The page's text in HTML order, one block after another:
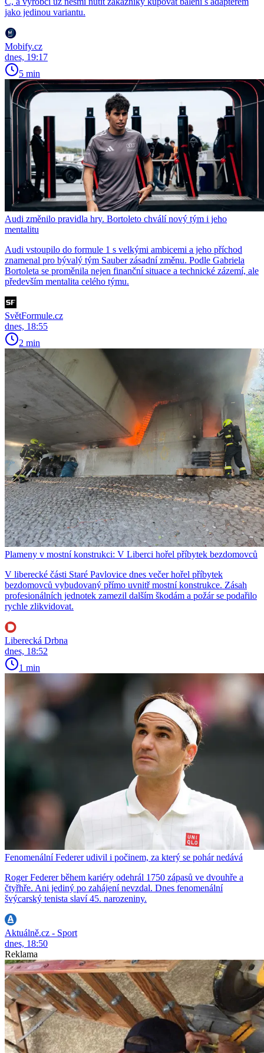
jako jedinou variantu.
Mobify.cz
dnes, 19:17
5 min
Audi změnilo pravidla hry. Bortoleto chválí nový tým i jeho
mentalitu
Audi vstoupilo do formule 1 s velkými ambicemi a jeho příchod
znamenal pro bývalý tým Sauber zásadní změnu. Podle Gabriela
Bortoleta se proměnila nejen finanční situace a technické zázemí, ale
především mentalita celého týmu.
SvětFormule.cz
dnes, 18:55
2 min
Plameny v mostní konstrukci: V Liberci hořel příbytek bezdomovců
V liberecké části Staré Pavlovice dnes večer hořel příbytek
bezdomovců vybudovaný přímo uvnitř mostní konstrukce. Zásah
profesionálních jednotek zamezil dalším škodám a požár se podařilo
rychle zlikvidovat.
Liberecká Drbna
dnes, 18:52
1 min
Fenomenální Federer udivil i počinem, za který se pohár nedává
Roger Federer během kariéry odehrál 1750 zápasů ve dvouhře a
čtyřhře. Ani jediný po zahájení nevzdal. Dnes fenomenální
švýcarský tenista slaví 45. narozeniny.
Aktuálně.cz - Sport
dnes, 18:50
Reklama